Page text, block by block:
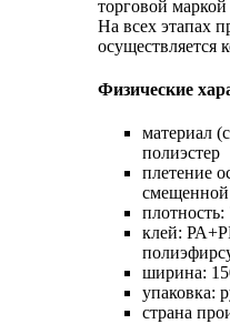
торговой маркой
На всех этапах
осуществляется
Физические
материал
полиэстер
плетение
плотность:
клей:
ширина:
упаковка:
страна